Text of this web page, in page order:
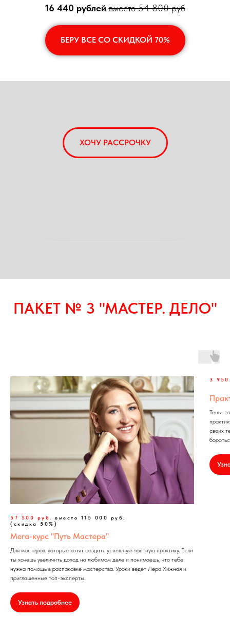
16 440 рублей вместо 54 800 руб
БЕРУ ВСЕ СО СКИДКОЙ 70%
ХОЧУ РАССРОЧКУ
ПАКЕТ № 3 "МАСТЕР. ДЕЛО"
57 500 руб. вместо 115 000 руб.
(скидка 50%)
Мега-курс "Путь Мастера"
Для мастеров, которые хотят создать успешную частную практику. Если
ты хочешь увеличить доход на любимом деле и понимаешь, что тебе
нужна помощь в распаковке мастерства. Уроки ведет Лера Хижная и
приглашенные топ-эксперты.
Узнать подробнее
3
Тень-
своих